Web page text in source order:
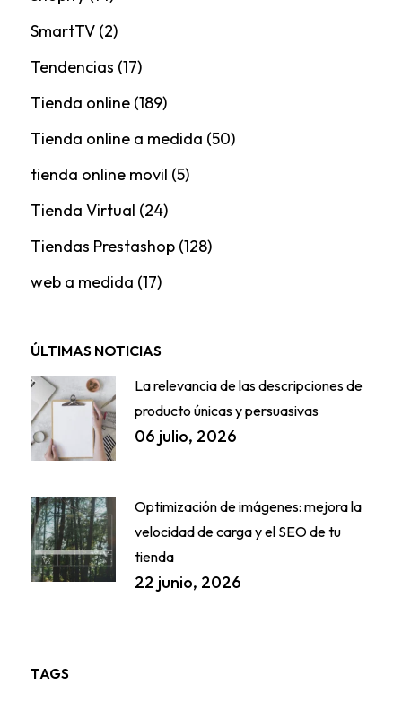
SmartTV(2)
Tendencias (17)
Tienda online(189)
Tienda online a medida (50)
tienda online movil (5)
Tienda Virtual (24)
Tiendas Prestashop(128)
web a medida (17)
ÚLTIMAS NOTICIAS
La relevancia de las descripciones de
producto únicas y persuasivas
06 julio, 2026
Optimización de imágenes: mejora la
velocidad de carga y el SEO de tu
tienda
22 junio, 2026
TAGS